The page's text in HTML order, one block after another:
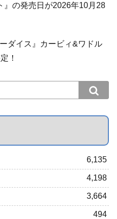
』の発売日が2026年10月28
ダイス』カービィ&ワドル
！
6,135
4,198
3,664
494